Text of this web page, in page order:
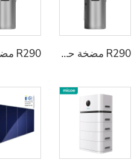
R290 مضخة حرارة متكاملة لتسخين المياه